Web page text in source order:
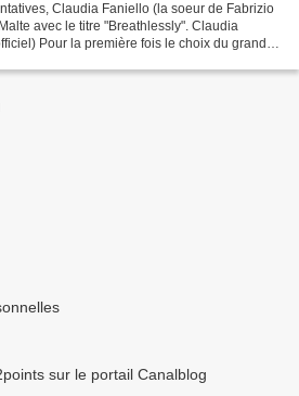
Claudia Faniello (la soeur de Fabrizio
avec le titre "Breathlessly". Claudia
Pour la première fois le choix du grand
sur le portail Canalblog